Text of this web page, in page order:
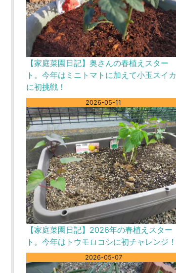
【家庭菜園日記】奥さんの春植えスター
ト。今年はミニトマトに加えて小玉スイカ
に初挑戦！
2026-05-11
【家庭菜園日記】2026年の春植えスター
ト。今年はトウモロコシに初チャレンジ！
2026-05-07